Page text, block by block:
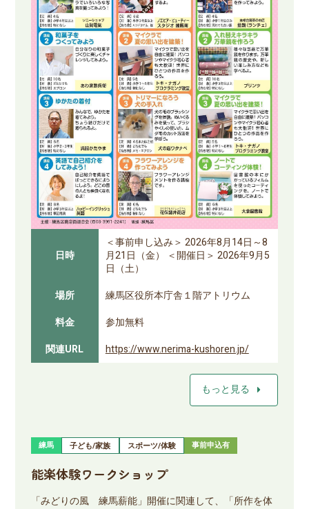
日時
＜事前申し込み＞ 2026年8月14日～8
月21日（金） ＜開催日＞ 2026年9月5
日（土）
場所
練馬区役所本庁舎１階アトリウム
料金
参加無料
関連URL
https://www.nerima-kushoren.jp/
もっと見る arrow_right
練馬 子ども/家族 スポーツ/体験 事前申込有
能楽体験ワークショップ
「みどりの風 練馬薪能」開催に関連して、「所作を体